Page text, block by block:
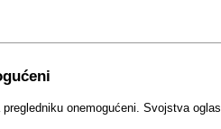
onemogućeni. Svojstva